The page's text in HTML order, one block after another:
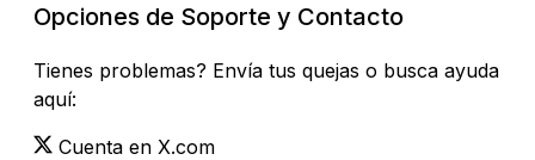
Opciones de Soporte y Contacto
Tienes problemas? Envía tus quejas o busca ayuda
aquí:
Cuenta en X.com